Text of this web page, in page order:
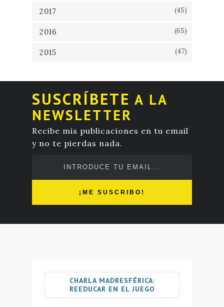
2017 (45)
2016 (65)
2015 (47)
SUSCRÍBETE A LA
NEWSLETTER
Recibe mis publicaciones en tu email
y no te pierdas nada.
CHARLA MADRESFÉRICA:
REEDUCAR EN EL JUEGO